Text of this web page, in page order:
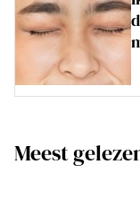
Meest